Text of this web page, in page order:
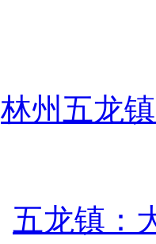
林州五龙
五龙镇：